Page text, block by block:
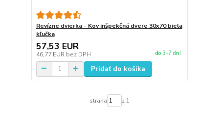
Revízne dvierka - Kov inšpekčná dvere 30x70 biela
kľučka
57,53 EUR
46,77 EUR bez DPH do 3-7 dní
Pridať do košíka
strana z 1